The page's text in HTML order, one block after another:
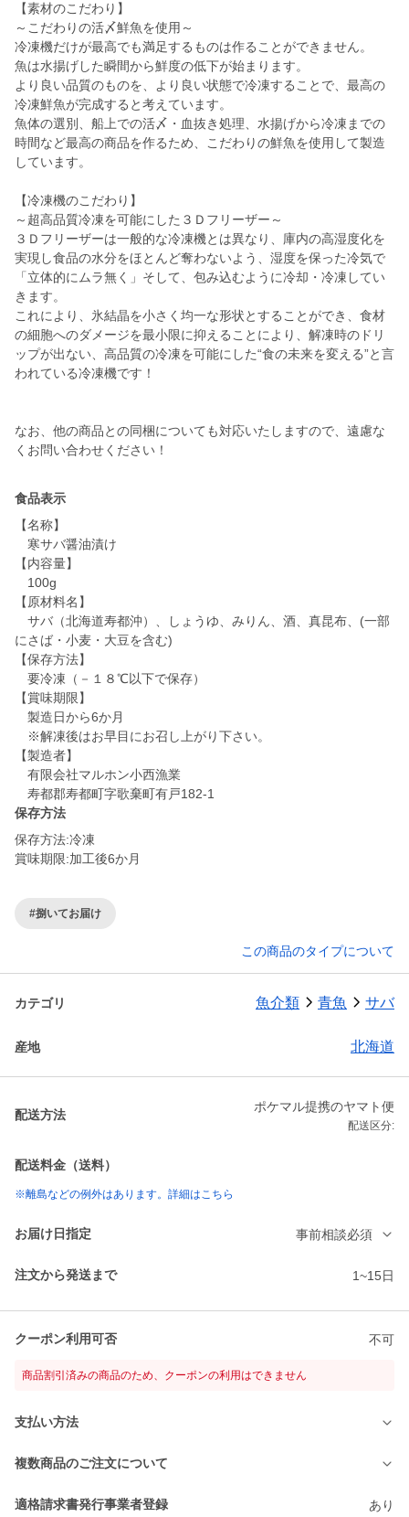
【素材のこだわり】
～こだわりの活〆鮮魚を使用～
冷凍機だけが最高でも満足するものは作ることができません。
魚は水揚げした瞬間から鮮度の低下が始まります。
より良い品質のものを、より良い状態で冷凍することで、最高の
冷凍鮮魚が完成すると考えています。
魚体の選別、船上での活〆・血抜き処理、水揚げから冷凍までの
時間など最高の商品を作るため、こだわりの鮮魚を使用して製造
しています。
【冷凍機のこだわり】
～超高品質冷凍を可能にした３Ｄフリーザー～
３Ｄフリーザーは一般的な冷凍機とは異なり、庫内の高湿度化を
実現し食品の水分をほとんど奪わないよう、湿度を保った冷気で
「立体的にムラ無く」そして、包み込むように冷却・冷凍してい
きます。
これにより、氷結晶を小さく均一な形状とすることができ、食材
の細胞へのダメージを最小限に抑えることにより、解凍時のドリ
ップが出ない、高品質の冷凍を可能にした“食の未来を変える”と言
われている冷凍機です！
なお、他の商品との同梱についても対応いたしますので、遠慮な
食品表示
【名称】
寒サバ醤油漬け
【内容量】
100g
【原材料名】
サバ（北海道寿都沖）、しょうゆ、みりん、酒、真昆布、(一部
にさば・小麦・大豆を含む)
【保存方法】
要冷凍（－１８℃以下で保存）
【賞味期限】
製造日から6か月
※解凍後はお早目にお召し上がり下さい。
【製造者】
有限会社マルホン小西漁業
寿都郡寿都町字歌棄町有戸182-1
保存方法
保存方法:冷凍
賞味期限:加工後6か月
#捌いてお届け
この商品のタイプについて
カテゴリ 魚介類 青魚 サバ
産地 北海道
配送方法
ポケマル提携のヤマト便
配送区分:
配送料金（送料）
※離島などの例外はあります。詳細はこちら
お届け日指定 事前相談必須
注文から発送まで 1~15日
クーポン利用可否 不可
商品割引済みの商品のため、クーポンの利用はできません
支払い方法
複数商品のご注文について
適格請求書発行事業者登録 あり